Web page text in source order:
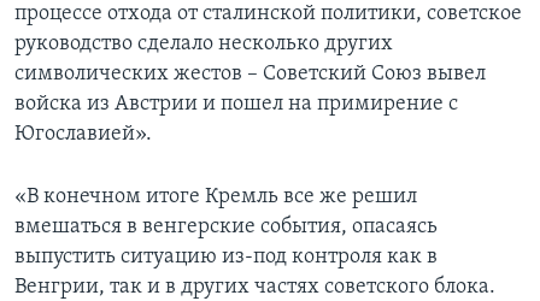
процессе отхода от сталинской политики, советское
руководство сделало несколько других
символических жестов – Советский Союз вывел
войска из Австрии и пошел на примирение с
Югославией».
«В конечном итоге Кремль все же решил
вмешаться в венгерские события, опасаясь
выпустить ситуацию из-под контроля как в
Венгрии, так и в других частях советского блока.